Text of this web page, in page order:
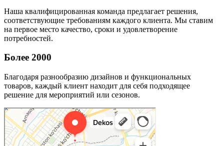
Наша квалифицированная команда предлагает решения,
соответствующие требованиям каждого клиента. Мы ставим
на первое место качество, сроки и удовлетворение
потребностей.
Более 2000
Благодаря разнообразию дизайнов и функциональных
товаров, каждый клиент находит для себя подходящее
решение для мероприятий или сезонов.